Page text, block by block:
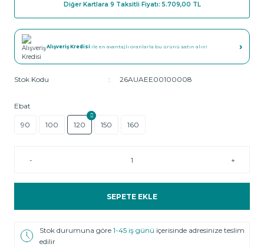
Diğer Kartlara 9 Taksitli Fiyatı: 5.709,00 TL
Alışveriş Kredisi ile en avantajlı oranlarla bu ürünü satın alın! ›
Stok Kodu 26AUAEE00100008
Ebat
90 100 120 150 160
- +
SEPETE EKLE
Stok durumuna göre1-45 iş günü içerisinde adresinize teslim
edilir